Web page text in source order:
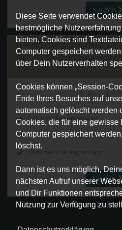
Diese Seite verwendet
bestmögliche
bieten. Cookies sind
Computer gespeichert
über Dein Nutzerverhalten
Cookies können „Session-
Ende Ihres Besuches auf
automatisch gelöscht werden
Cookies, die für eine gewisse
Computer gespeichert
löschst.
Dann ist es uns möglich,
nächsten Aufruf unserer
und Dir Funktionen
Nutzung zur Verfügung zu
Kaufen
160€
160
Gültig in allen Angeboten
Versand nach Zahlungseingang
Ohne zeitliche Begrenzung
Kaufen